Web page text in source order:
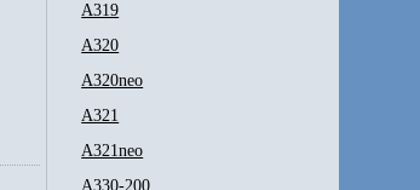
A319
A320
A320neo
A321
A321neo
A330-200